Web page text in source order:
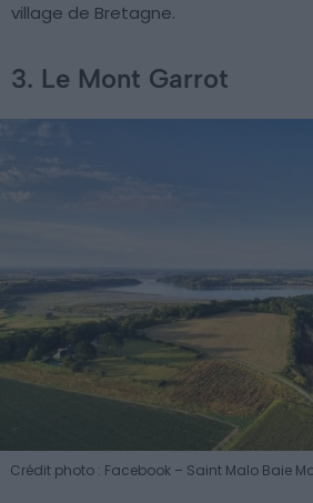
village de Bretagne.
3. Le Mont Garrot
Crédit photo : Facebook – Saint Malo Baie